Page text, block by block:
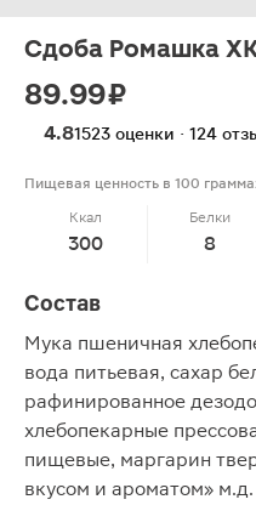
Сдоба Ромашка
89.99 ₽
4.81523 оценки · 124
Пищевая ценность в 100
Ккал
300
Белки
8
Состав
Мука пшеничная
вода питьевая, сахар
рафинированное
хлебопекарные
пищевые, маргарин
вкусом и ароматом»